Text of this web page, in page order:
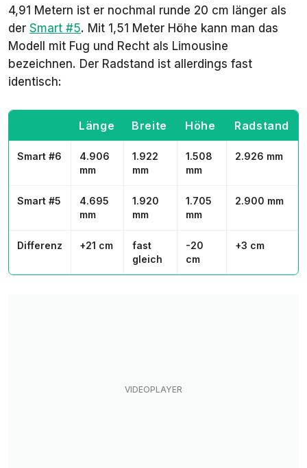
4,91 Metern ist er nochmal runde 20 cm länger als
der Smart #5. Mit 1,51 Meter Höhe kann man das
Modell mit Fug und Recht als Limousine
bezeichnen. Der Radstand ist allerdings fast
identisch:
Länge Breite Höhe Radstand
Smart #6
4.906
mm
1.922
mm
1.508
mm
2.926 mm
Smart #5
4.695
mm
1.920
mm
1.705
mm
2.900 mm
Differenz +21 cm
fast
gleich
-20
cm
+3 cm